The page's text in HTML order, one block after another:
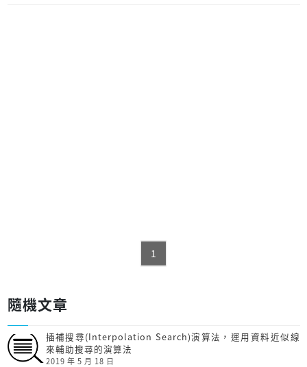
1
隨機文章
插補搜尋(Interpolation Search)演算法，運用資料近似線
來輔助搜尋的演算法
2019 年 5 月 18 日